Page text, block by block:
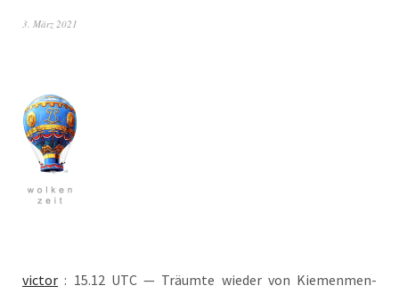
3. März 2021
vic­tor : 15.12 UTC — Träum­te wie­der von Kie­men­men­